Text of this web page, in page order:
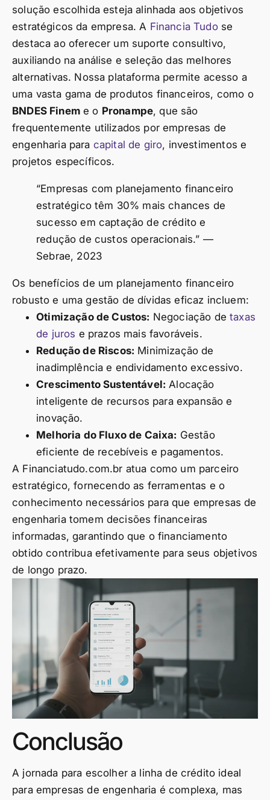
solução escolhida esteja alinhada aos objetivos
estratégicos da empresa. A Financia Tudose
destaca ao oferecer um suporte consultivo,
auxiliando na análise e seleção das melhores
alternativas. Nossa plataforma permite acesso a
uma vasta gama de produtos financeiros, como o
BNDES Fineme o Pronampe, que são
frequentemente utilizados por empresas de
engenharia para capital de giro, investimentos e
projetos específicos.
“Empresas com planejamento financeiro
estratégico têm 30% mais chances de
sucesso em captação de crédito e
redução de custos operacionais.” —
Sebrae, 2023
Os benefícios de um planejamento financeiro
robusto e uma gestão de dívidas eficaz incluem:
Otimização de Custos: Negociação detaxas
de juros e prazos mais favoráveis.
Redução de Riscos: Minimização de
inadimplência e endividamento excessivo.
Crescimento Sustentável: Alocação
inteligente de recursos para expansão e
inovação.
Melhoria do Fluxo de Caixa: Gestão
eficiente de recebíveis e pagamentos.
A Financiatudo.com.br atua como um parceiro
estratégico, fornecendo as ferramentas e o
conhecimento necessários para que empresas de
engenharia tomem decisões financeiras
informadas, garantindo que o financiamento
obtido contribua efetivamente para seus objetivos
de longo prazo.
Conclusão
A jornada para escolher a linha de crédito ideal
para empresas de engenharia é complexa, mas